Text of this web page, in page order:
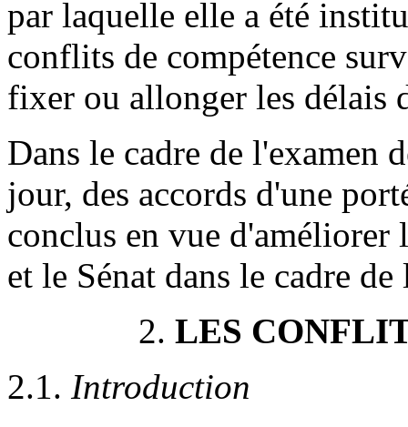
par laquelle elle a été
conflits de compétence
fixer ou allonger les délais
Dans le cadre de l'examen
jour, des accords d'une
conclus en vue
et le Sénat dans le cadre
2. LES
2.1. Introduction